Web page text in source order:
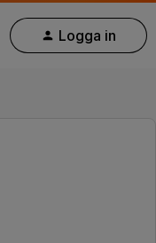
Logga in